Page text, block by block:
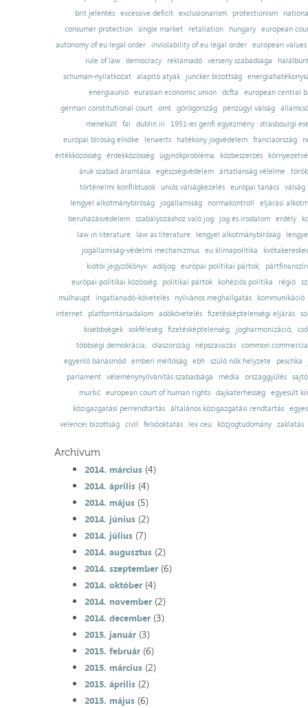
brit jelentés excessive deficit exclusionarism protectionism
consumer protection
single market retaliation hungary
european
autonomy of eu legal order
inviolability of eu legal order
european values
rule of law
democracy reklámadó verseny szabadsága
schuman-nyilatkozat alapító atyák juncker bizottság
energiaunió eurasian economic union dcfta
european central
german constitutional court
omt görögország pénzügyi válság
menekült
fal dublin iii 1951-es genfi egyezmény
strasbourgi
európai bíróság elnöke
lenaerts hatékony jogvédelem franciaország
értékközösség
érdekközösség ügynökprobléma közbeszerzés
áruk szabad áramlása
egészségvédelem ártatlanság vélelme
történelmi konfliktusok uniós válságkezelés európai tanács válság
lengyel alkotmánybíróság
jogállamiság normakontroll
eljárási
beruházásvédelem
szabályozáshoz való jog jog és irodalom erdély
law in literature
law as literature lengyel alkotmánybíróság
jogállamiság-védelmi mechanizmus
eu klímapolitika
kiotói jegyzőkönyv adójog európai politikai pártok;
európai politikai közösség
politikai pártok kohéziós politika régió
mulhaupt
ingatlanadó-követelés nyilvános meghallgatás
kommunikáció
internet
platformtársadalom adókövetelés fizetésképtelenségi eljárás
kisebbségek sokféleség fizetésképtelenség; jogharmonizáció;
többségi demokrácia; olaszország népszavazás common
egyenlő bánásmód emberi méltóság ebh szülő nők helyzete
peschka
parlament
véleménynyilvánítás szabadsága média országgyűlés
muršić
european court of human rights dajkaterhesség
egyesült
közigazgatási perrendtartás
általános közigazgatási rendtartás
velencei bizottság
civil felsőoktatás lex ceu közjogtudomány zaklatás
Archívum
2014. március(4)
2014. április(4)
2014. május(5)
2014. június(2)
2014. július(7)
2014. augusztus(2)
2014. szeptember(6)
2014. október(4)
2014. november(2)
2014. december(3)
2015. január(3)
2015. február(6)
2015. március(2)
2015. április(2)
2015. május(6)